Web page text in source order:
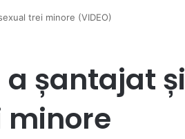
trei minore (VIDEO)
a șantajat și
minore